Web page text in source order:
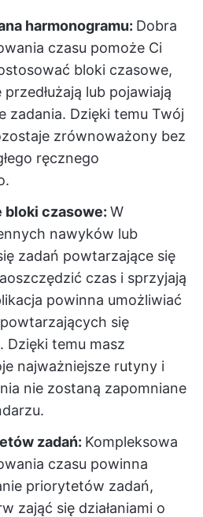
harmonogramu: Dobra
czasu pomoże Ci
bloki czasowe,
lub pojawiają
zadania. Dzięki temu Twój
zrównoważony bez
ręcznego
bloki czasowe: W
nawyków lub
zadań powtarzające się
czas i sprzyjają
powinna umożliwiać
się
Dzięki temu masz
najważniejsze rutyny i
nie zostaną zapomniane
zadań: Kompleksowa
czasu powinna
priorytetów zadań,
zająć się działaniami o